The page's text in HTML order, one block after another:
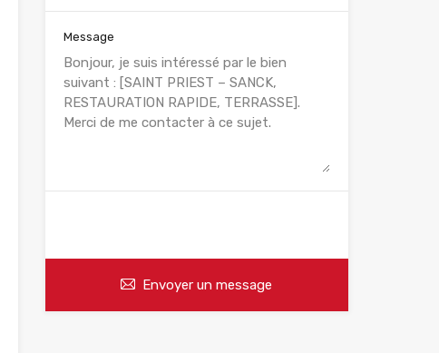
Message
Envoyer un message